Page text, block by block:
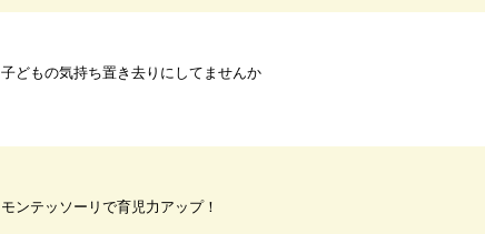
子どもの気持ち置き去りにしてませんか
モンテッソーリで育児力アップ！